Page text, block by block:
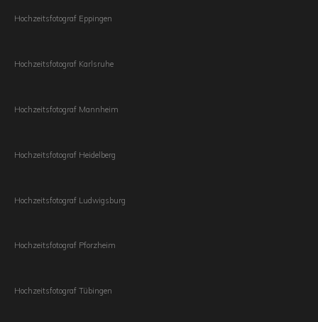
Hochzeitsfotograf Eppingen
Hochzeitsfotograf Karlsruhe
Hochzeitsfotograf Mannheim
Hochzeitsfotograf Heidelberg
Hochzeitsfotograf Ludwigsburg
Hochzeitsfotograf Pforzheim
Hochzeitsfotograf Tübingen